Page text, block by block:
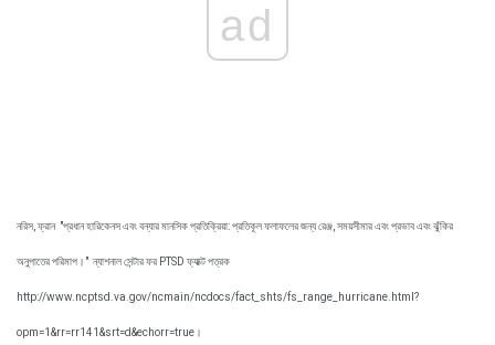
ad
নরিস, ফ্রান "প্রধান হারিকেনস এবং বন্যার মানসিক প্রতিক্রিয়া: প্রতিকূল ফলাফলের জন্য রেঞ্জ, সময়সীমার এবং প্রভাব এবং ঝুঁকির
অনুপাতের পরিমাপ।" ন্যাশনাল সেন্টার ফর PTSD ফ্যাক্ট পত্রক
http://www.ncptsd.va.gov/ncmain/ncdocs/fact_shts/fs_range_hurricane.html?
opm=1&rr=rr141&srt=d&echorr=true।